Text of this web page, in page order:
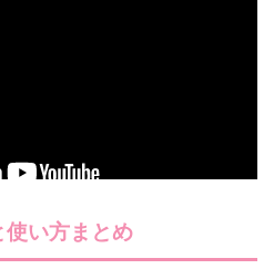
い方まとめ